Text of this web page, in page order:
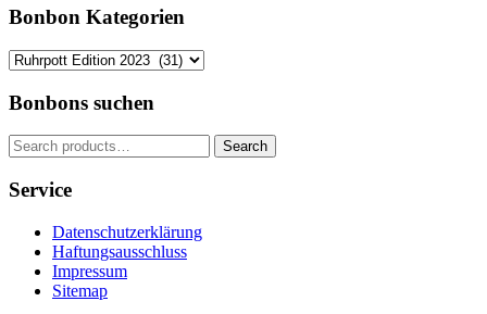
Bonbon Kategorien
Bonbons suchen
Search
for:
Search
Service
Datenschutzerklärung
Haftungsausschluss
Impressum
Sitemap